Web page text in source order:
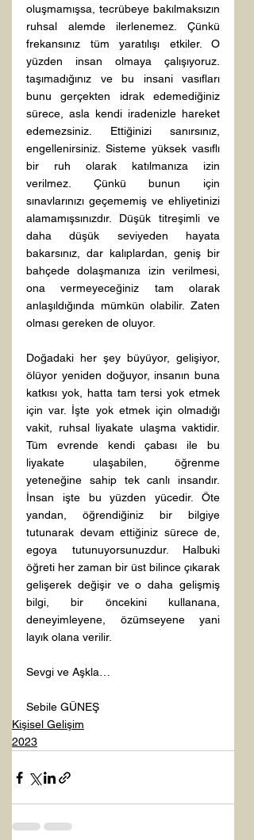
oluşmamışsa, tecrübeye bakılmaksızın
ruhsal alemde ilerlenemez. Çünkü
frekansınız tüm yaratılışı etkiler. O
yüzden insan olmaya çalışıyoruz.
taşımadığınız ve bu insani vasıfları
bunu gerçekten idrak edemediğiniz
sürece, asla kendi iradenizle hareket
edemezsiniz. Ettiğinizi sanırsınız,
engellenirsiniz. Sisteme yüksek vasıflı
bir ruh olarak katılmanıza izin
verilmez. Çünkü bunun için
sınavlarınızı geçememiş ve ehliyetinizi
alamamışsınızdır. Düşük titreşimli ve
daha düşük seviyeden hayata
bakarsınız, dar kalıplardan, geniş bir
bahçede dolaşmanıza izin verilmesi,
ona vermeyeceğiniz tam olarak
anlaşıldığında mümkün olabilir. Zaten
olması gereken de oluyor.
Doğadaki her şey büyüyor, gelişiyor,
ölüyor yeniden doğuyor, insanın buna
katkısı yok, hatta tam tersi yok etmek
için var. İşte yok etmek için olmadığı
vakit, ruhsal liyakate ulaşma vaktidir.
Tüm evrende kendi çabası ile bu
liyakate ulaşabilen, öğrenme
yeteneğine sahip tek canlı insandır.
İnsan işte bu yüzden yücedir. Öte
yandan, öğrendiğiniz bir bilgiye
tutunarak devam ettiğiniz sürece de,
egoya tutunuyorsunuzdur. Halbuki
öğreti her zaman bir üst bilince çıkarak
gelişerek değişir ve o daha gelişmiş
bilgi, bir öncekini kullanana,
deneyimleyene, özümseyene yani
layık olana verilir.
Sevgi ve Aşkla…
Sebile GÜNEŞ
Kişisel Gelişim
2023